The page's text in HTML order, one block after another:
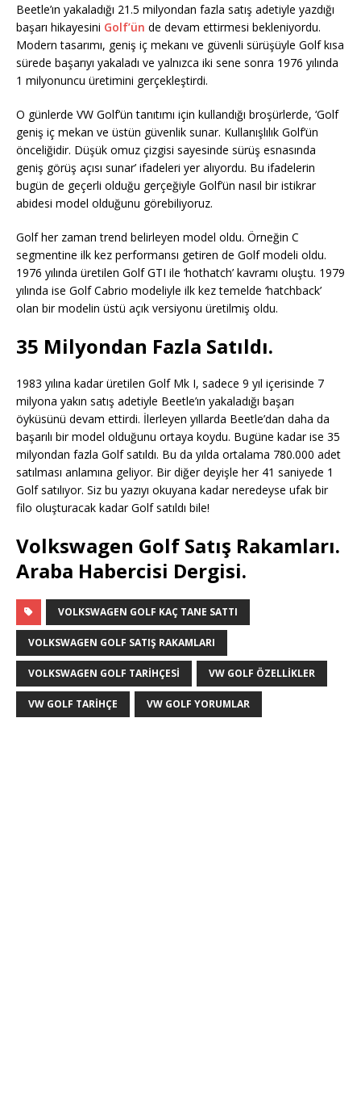
Beetle’ın yakaladığı 21.5 milyondan fazla satış adetiyle yazdığı
başarı hikayesini Golf’ün de devam ettirmesi bekleniyordu.
Modern tasarımı, geniş iç mekanı ve güvenli sürüşüyle Golf kısa
sürede başarıyı yakaladı ve yalnızca iki sene sonra 1976 yılında
1 milyonuncu üretimini gerçekleştirdi.
O günlerde VW Golf’ün tanıtımı için kullandığı broşürlerde, ‘Golf
geniş iç mekan ve üstün güvenlik sunar. Kullanışlılık Golf’ün
önceliğidir. Düşük omuz çizgisi sayesinde sürüş esnasında
geniş görüş açısı sunar’ ifadeleri yer alıyordu. Bu ifadelerin
bugün de geçerli olduğu gerçeğiyle Golf’ün nasıl bir istikrar
abidesi model olduğunu görebiliyoruz.
Golf her zaman trend belirleyen model oldu. Örneğin C
segmentine ilk kez performansı getiren de Golf modeli oldu.
1976 yılında üretilen Golf GTI ile ‘hothatch’ kavramı oluştu. 1979
yılında ise Golf Cabrio modeliyle ilk kez temelde ‘hatchback’
olan bir modelin üstü açık versiyonu üretilmiş oldu.
35 Milyondan Fazla Satıldı.
1983 yılına kadar üretilen Golf Mk I, sadece 9 yıl içerisinde 7
milyona yakın satış adetiyle Beetle’ın yakaladığı başarı
öyküsünü devam ettirdi. İlerleyen yıllarda Beetle’dan daha da
başarılı bir model olduğunu ortaya koydu. Bugüne kadar ise 35
milyondan fazla Golf satıldı. Bu da yılda ortalama 780.000 adet
satılması anlamına geliyor. Bir diğer deyişle her 41 saniyede 1
Golf satılıyor. Siz bu yazıyı okuyana kadar neredeyse ufak bir
filo oluşturacak kadar Golf satıldı bile!
Volkswagen Golf Satış Rakamları.
Araba Habercisi Dergisi.
VOLKSWAGEN GOLF KAÇ TANE SATTI
VOLKSWAGEN GOLF SATIŞ RAKAMLARI
VOLKSWAGEN GOLF TARIHÇESI VW GOLF ÖZELLIKLER
VW GOLF TARIHÇE VW GOLF YORUMLAR